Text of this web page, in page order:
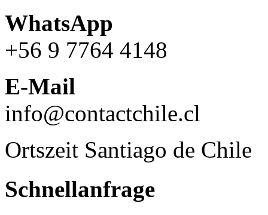
WhatsApp
+56 9 7764 4148
E-Mail
info@contactchile.cl
Ortszeit Santiago de Chile
Schnellanfrage